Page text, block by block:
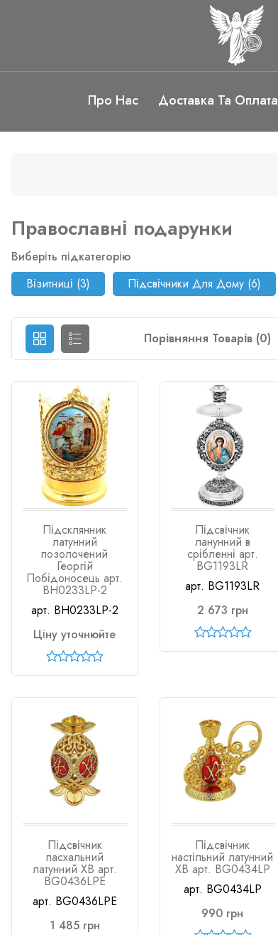
Про Нас Доставка Та Оплата
Православні подарунки
Виберіть підкатегорію
Візитниці (3)
Підсвічники Для Дому (6)
Порівняння Товарів (0)
Підсклянник
латунний
позолочений
Георгій
Побідоносець арт.
BH0233LP-2
арт. BH0233LP-2
Ціну уточнюйте
Підсвічник
ланунний в
срібленні арт.
BG1193LR
арт. BG1193LR
2 673 грн
Підсвічник
пасхальний
латунний ХВ арт.
BG0436LPE
арт. BG0436LPE
1 485 грн
Підсвічник
настільний латунний
ХВ арт. BG0434LP
арт. BG0434LP
990 грн